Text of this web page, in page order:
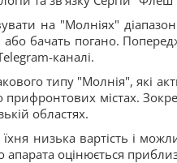
на "Молніях"
або бачать погано.
каналі.
типу "Молнія", які
прифронтових містах.
областях.
низька вартість і
апарата оцінюється